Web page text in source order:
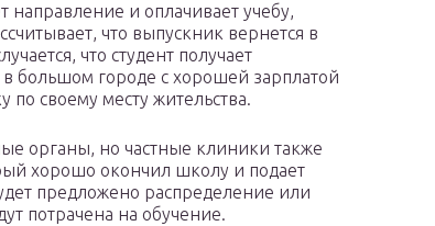
направление и оплачивает учебу,
что выпускник вернется в
что студент получает
большом городе с хорошей зарплатой
по своему месту жительства.
органы, но частные клиники также
хорошо окончил школу и подает
предложено распределение или
потрачена на обучение.